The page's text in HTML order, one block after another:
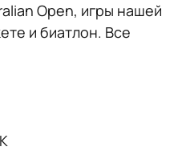
Open, игры нашей
и биатлон. Все